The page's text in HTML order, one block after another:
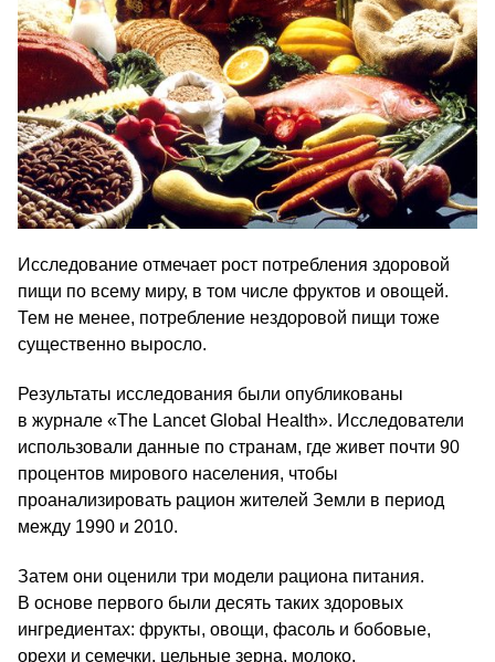
Исследование отмечает рост потребления здоровой
пищи по всему миру, в том числе фруктов и овощей.
Тем не менее, потребление нездоровой пищи тоже
существенно выросло.
Результаты исследования были опубликованы
в журнале «The Lancet Global Health». Исследователи
использовали данные по странам, где живет почти 90
процентов мирового населения, чтобы
проанализировать рацион жителей Земли в период
между 1990 и 2010.
Затем они оценили три модели рациона питания.
В основе первого были десять таких здоровых
ингредиентах: фрукты, овощи, фасоль и бобовые,
орехи и семечки, цельные зерна, молоко,